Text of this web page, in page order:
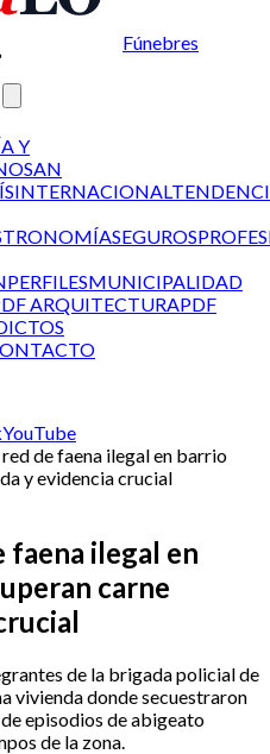
Fúnebres
Y
SAN
INTERNACIONAL
SEGUROS
PERFILESMUNICIPALIDAD
ARQUITECTURAPDF
YouTube
de faena ilegal en barrio
y evidencia crucial
faena ilegal en
carne
de la brigada policial de
vivienda donde secuestraron
episodios de abigeato
de la zona.